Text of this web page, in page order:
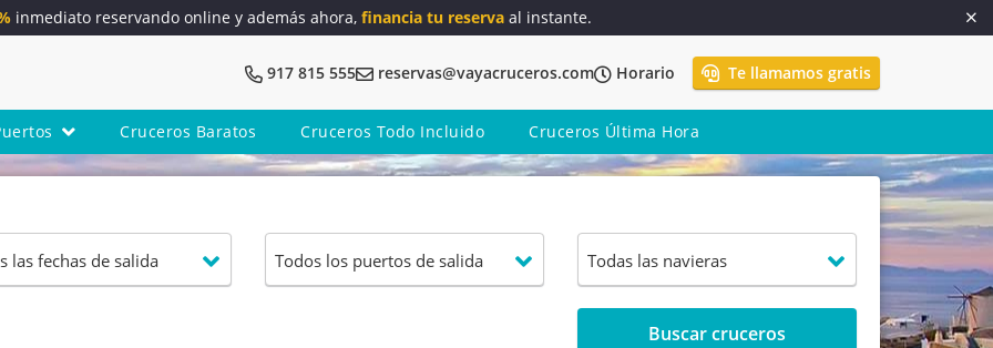
inmediato reservando online y además ahora, financia tu reserva al instante.
917 815 555 reservas@vayacruceros.com Horario Te llamamos gratis
Cruceros Baratos Cruceros Todo Incluido Cruceros Última Hora
Buscar cruceros